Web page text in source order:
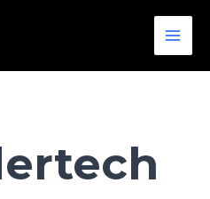
Main